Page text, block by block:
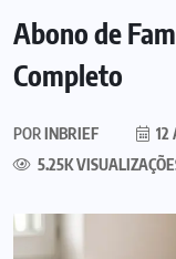
Abono de
Completo
PORINBRIEF 12
5.25K